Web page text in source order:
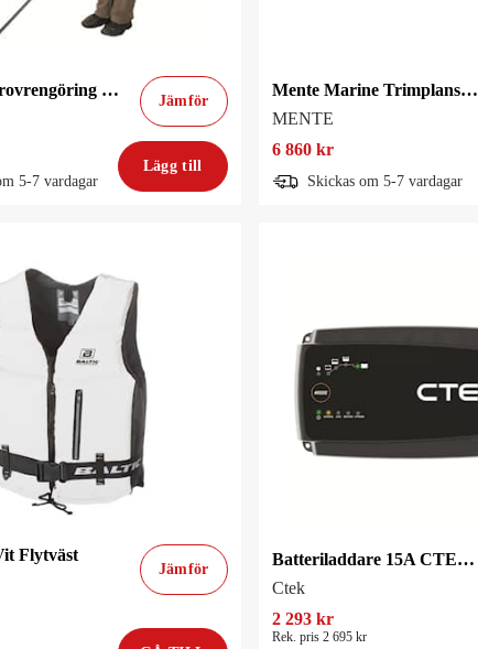
Scrubbis Skrovrengöring / båtborste för båtskrov
Jämför
5-7 vardagar
Lägg till
Mente Marine Trimplanspanel Acsrp Auto.
MENTE
6 860 kr
Skickas om 5-7 vardagar
Flytväst
Jämför
Batteriladdare 15A CTEK M15
Ctek
2 293 kr
Rek. pris 2 695 kr